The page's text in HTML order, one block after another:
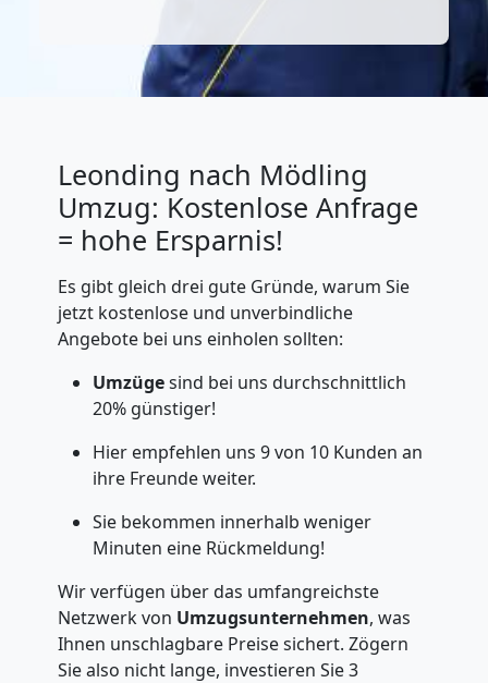
Leonding nach Mödling
Umzug: Kostenlose Anfrage
= hohe Ersparnis!
Es gibt gleich drei gute Gründe, warum Sie
jetzt kostenlose und unverbindliche
Angebote bei uns einholen sollten:
Umzügesind bei uns durchschnittlich
20% günstiger!
Hier empfehlen uns 9 von 10 Kunden an
ihre Freunde weiter.
Sie bekommen innerhalb weniger
Minuten eine Rückmeldung!
Wir verfügen über das umfangreichste
Netzwerk von Umzugsunternehmen, was
Ihnen unschlagbare Preise sichert. Zögern
Sie also nicht lange, investieren Sie 3